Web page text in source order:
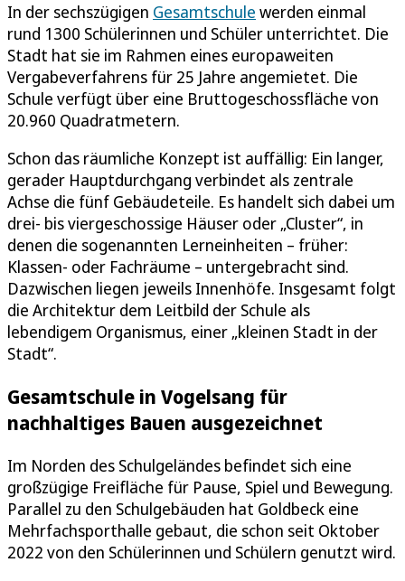
In der sechszügigen Gesamtschule werden einmal
rund 1300 Schülerinnen und Schüler unterrichtet. Die
Stadt hat sie im Rahmen eines europaweiten
Vergabeverfahrens für 25 Jahre angemietet. Die
Schule verfügt über eine Bruttogeschossfläche von
20.960 Quadratmetern.
Schon das räumliche Konzept ist auffällig: Ein langer,
gerader Hauptdurchgang verbindet als zentrale
Achse die fünf Gebäudeteile. Es handelt sich dabei um
drei- bis viergeschossige Häuser oder „Cluster“, in
denen die sogenannten Lerneinheiten – früher:
Klassen- oder Fachräume – untergebracht sind.
Dazwischen liegen jeweils Innenhöfe. Insgesamt folgt
die Architektur dem Leitbild der Schule als
lebendigem Organismus, einer „kleinen Stadt in der
Stadt“.
Gesamtschule in Vogelsang für
nachhaltiges Bauen ausgezeichnet
Im Norden des Schulgeländes befindet sich eine
großzügige Freifläche für Pause, Spiel und Bewegung.
Parallel zu den Schulgebäuden hat Goldbeck eine
Mehrfachsporthalle gebaut, die schon seit Oktober
2022 von den Schülerinnen und Schülern genutzt wird.